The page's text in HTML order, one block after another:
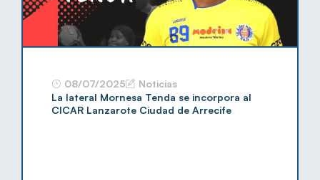
08/07/2025
Noticias
La lateral Mornesa Tenda se incorpora al
CICAR Lanzarote Ciudad de Arrecife